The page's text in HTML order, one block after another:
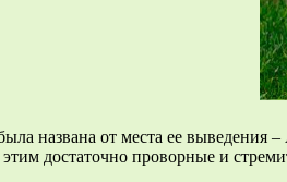
названа от места ее
достаточно проворные и